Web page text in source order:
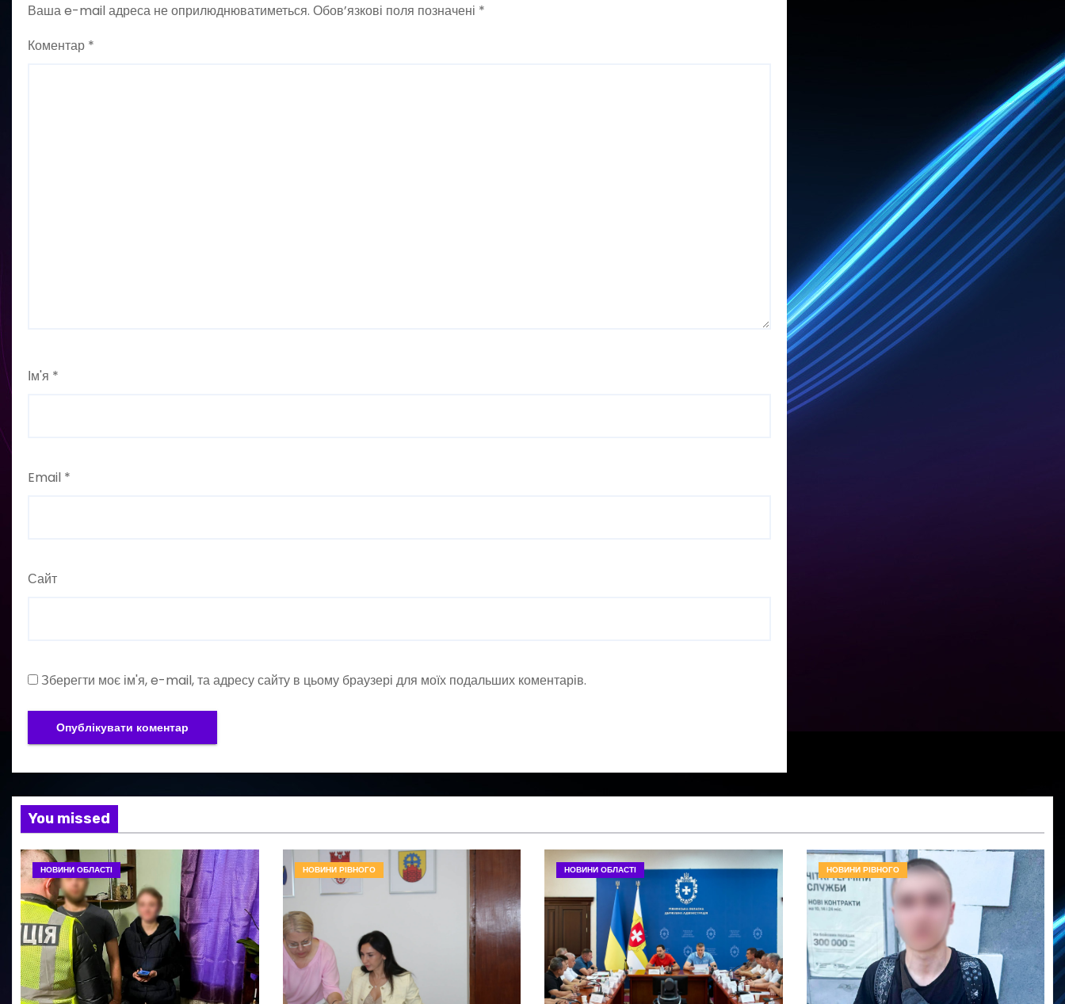
Ваша e-mail адреса не оприлюднюватиметься. Обов’язкові поля позначені *
Коментар *
Ім'я *
Email *
Сайт
Зберегти моє ім'я, e-mail, та адресу сайту в цьому браузері для моїх подальших коментарів.
You missed
НОВИНИ ОБЛАСТІ НОВИНИ РІВНОГО НОВИНИ ОБЛАСТІ НОВИНИ РІВНОГО